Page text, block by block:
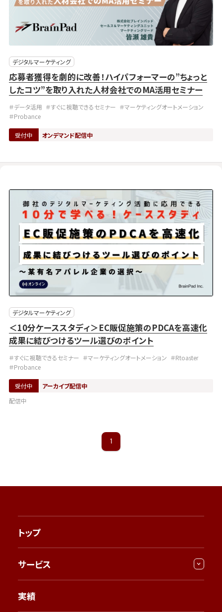
デジタルマーケティング
応募者獲得を劇的に改善！ハイパフォーマーの”ちょっと
したコツ”を取り入れた人材会社でのMA活用セミナー
＃データ活用 ＃すぐに視聴できるセミナー ＃マーケティングオートメーション
＃Probance
受付中 オンデマンド配信中
デジタルマーケティング
＜10分ケーススタディ＞EC販促施策のPDCAを高速化
成果に結びつけるツール選びのポイント
＃すぐに視聴できるセミナー ＃マーケティングオートメーション ＃Rtoaster
＃Probance
受付中
アーカイブ配信中
配信中
1
トップ
サービス
実績